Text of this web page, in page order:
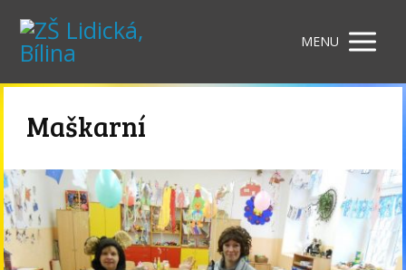
MENU
Maškarní